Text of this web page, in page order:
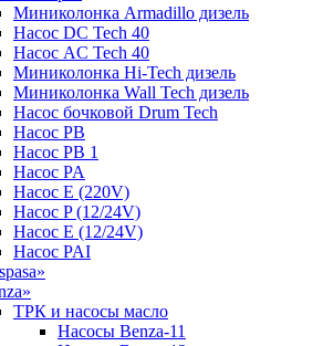
Миниколонка Armadillo дизель
Насос DC Tech 40
Насос AC Tech 40
Миниколонка Hi-Tech дизель
Миниколонка Wall Tech дизель
Насос бочковой Drum Tech
Насос PB
Насос PB 1
Насос PA
Насос E (220V)
Насос P (12/24V)
Насос E (12/24V)
Насос PAI
ТРК и насосы масло
Насосы Benza-11